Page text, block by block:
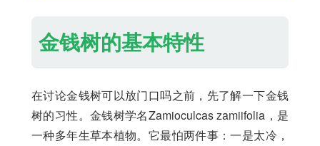
金钱树的基本特性
在讨论金钱树可以放门口吗之前，先了解一下金钱
树的习性。金钱树学名Zamioculcas zamiifolia，是
一种多年生草本植物。它最怕两件事：一是太冷，